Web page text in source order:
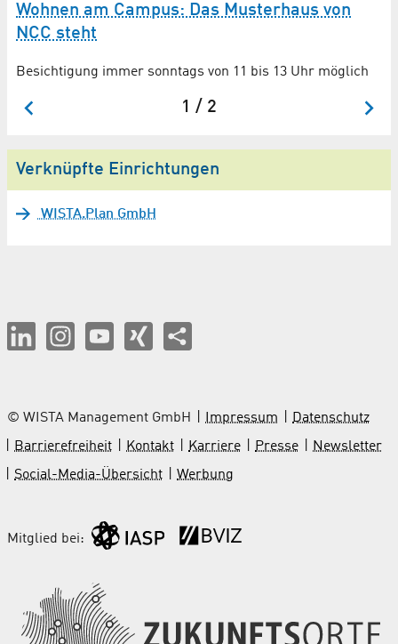
Wohnen am Campus: Das Musterhaus von
NCC steht
Besichtigung immer sonntags von 11 bis 13 Uhr möglich
1 / 2
Verknüpfte Einrichtungen
WISTA.Plan GmbH
© WISTA Management GmbH Impressum
Datenschutz
Barrierefreiheit
Kontakt Karriere Presse
Newsletter
Social-Media-Übersicht
Werbung
Mitglied bei: